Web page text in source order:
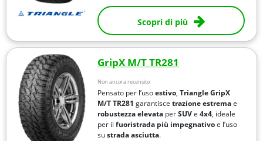
Scopri di più
GripX M/T TR281
Non ancora recensito
Pensato per l’usoestivo,Triangle GripX
M/T TR281 garantiscetrazione estremae
robustezza elevata perSUVe4x4, ideale
per ilfuoristrada più impegnativoe l’uso
sustrada asciutta.